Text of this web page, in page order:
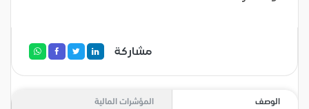
مشاركة
الوصف المؤشرات المالية